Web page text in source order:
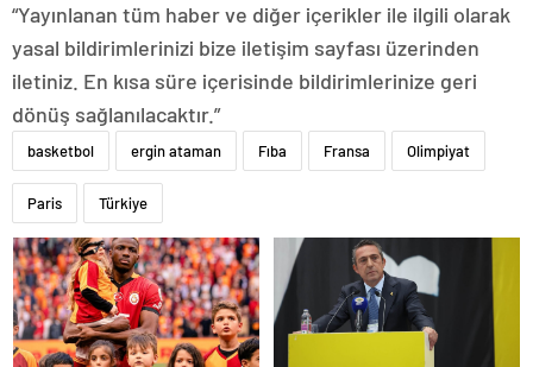
“Yayınlanan tüm haber ve diğer içerikler ile ilgili olarak
yasal bildirimlerinizi bize iletişim sayfası üzerinden
iletiniz. En kısa süre içerisinde bildirimlerinize geri
dönüş sağlanılacaktır.”
basketbol ergin ataman Fıba Fransa Olimpiyat
Paris Türkiye